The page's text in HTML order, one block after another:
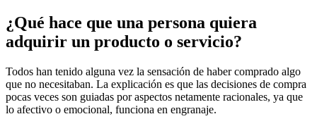
¿Qué hace que una persona quiera
adquirir un producto o servicio?
Todos han tenido alguna vez la sensación de haber comprado algo
que no necesitaban. La explicación es que las decisiones de compra
pocas veces son guiadas por aspectos netamente racionales, ya que
lo afectivo o emocional, funciona en engranaje.